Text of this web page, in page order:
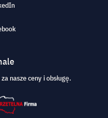
nasze ceny i obsługę.